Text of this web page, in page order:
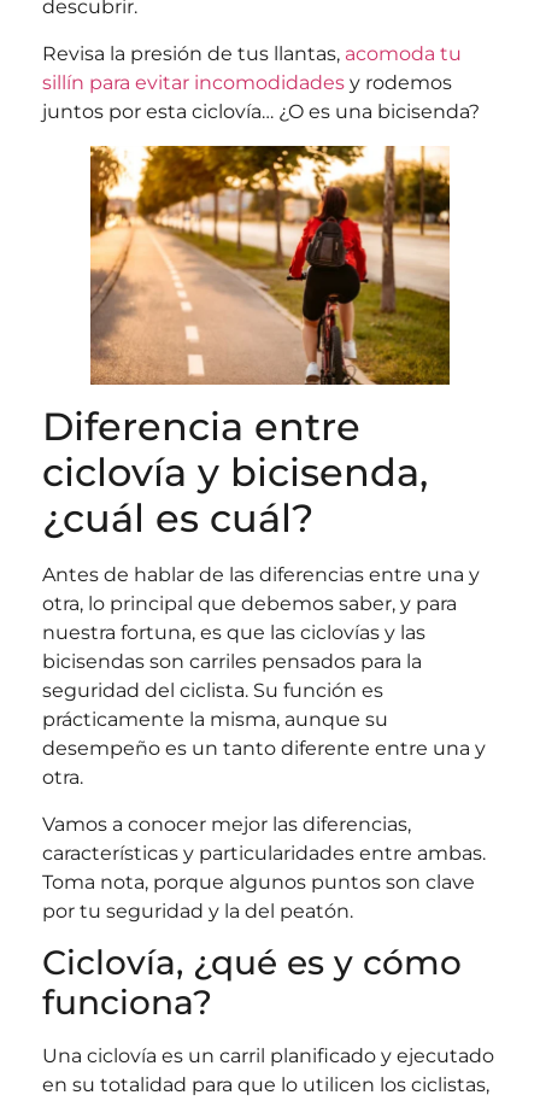
descubrir.
Revisa la presión de tus llantas, acomoda tu
sillín para evitar incomodidades y rodemos
juntos por esta ciclovía… ¿O es una bicisenda?
Diferencia entre
ciclovía y bicisenda,
¿cuál es cuál?
Antes de hablar de las diferencias entre una y
otra, lo principal que debemos saber, y para
nuestra fortuna, es que las ciclovías y las
bicisendas son carriles pensados para la
seguridad del ciclista. Su función es
prácticamente la misma, aunque su
desempeño es un tanto diferente entre una y
otra.
Vamos a conocer mejor las diferencias,
características y particularidades entre ambas.
Toma nota, porque algunos puntos son clave
por tu seguridad y la del peatón.
Ciclovía, ¿qué es y cómo
funciona?
Una ciclovía es un carril planificado y ejecutado
en su totalidad para que lo utilicen los ciclistas,